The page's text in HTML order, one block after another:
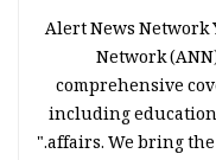
Alert News Network
Network
comprehensive
including
affairs. We bring